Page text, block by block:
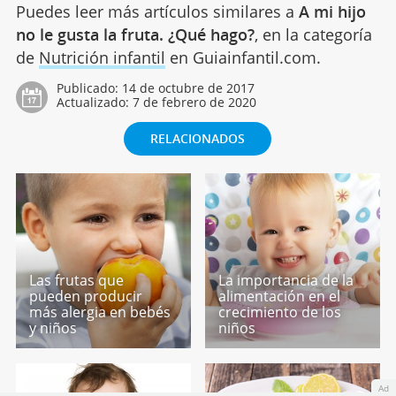
Puedes leer más artículos similares a A mi hijo
no le gusta la fruta. ¿Qué hago?, en la categoría
de Nutrición infantil en Guiainfantil.com.
Publicado: 14 de octubre de 2017
Actualizado: 7 de febrero de 2020
RELACIONADOS
Las frutas que
pueden producir
más alergia en bebés
y niños
La importancia de la
alimentación en el
crecimiento de los
niños
Ad